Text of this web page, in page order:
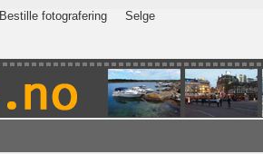
Bestille fotografering
Selge